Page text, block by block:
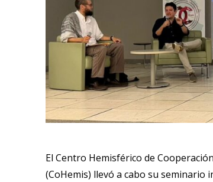
El Centro Hemisférico de
(CoHemis) llevó a cabo su